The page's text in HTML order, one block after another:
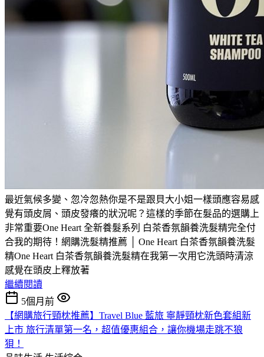
最近氣候多變、忽冷忽熱你是不是跟貝大小姐一樣頭應容易感
覺有頭皮屑、頭皮發癢的狀況呢？這樣的季節在髮品的選購上
非常重要One Heart 全新養髮系列 白茶香氛韻養洗髮精完全付
合我的期待！網購洗髮精推薦 │ One Heart 白茶香氛韻養洗髮
精One Heart 白茶香氛韻養洗髮精在我第一次用它洗頭時清涼
感覺在頭皮上釋放著
繼續閱讀
5個月前
【網購旅行頸枕推薦】Travel Blue 藍旅 寧靜頸枕新色套組新
上市 旅行清單第一名，超值優惠組合，讓你機場走跳不狼
狽！